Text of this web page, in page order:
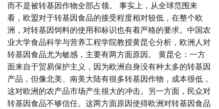
而不是被转基因作物全部占领。 事实上，从全球范围来
看，欧盟对于转基因食品的接受程度相对较低，在整个欧
洲，对转基因饲料的使用和标识也有着严格的要求。中国农
业大学食品科学与营养工程学院教授黄昆仑分析，欧洲人对
转基因食品尤为敏感，主要有两方面原因。 黄昆仑：一方
面来自于贸易保护主义，因为欧洲自身没有种太多的转基因
产品，但像北美、南美大陆有很多转基因作物，成本很低，
这对欧洲的农产品市场产生很大的冲击。另一方面，民众对
转基因食品不够信任。这两方面原因使得欧洲对转基因食品